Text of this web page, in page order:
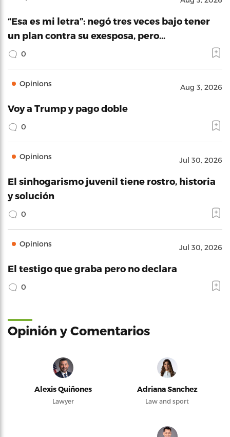
“Esa es mi letra”: negó tres veces bajo tener
un plan contra su exesposa, pero…
0
Opinions Aug 3, 2026
Voy a Trump y pago doble
0
Opinions Jul 30, 2026
El sinhogarismo juvenil tiene rostro, historia
y solución
0
Opinions Jul 30, 2026
El testigo que graba pero no declara
0
Opinión y Comentarios
Alexis Quiñones
Lawyer
Adriana Sanchez
Law and sport